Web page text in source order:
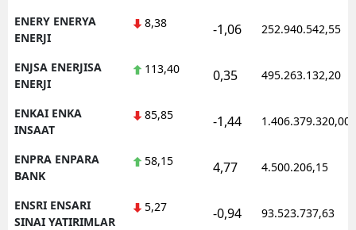
ENERY ENERYA
ENERJI
8,38 -1,06 252.940.542,55
ENJSA ENERJISA
ENERJI
113,40 0,35 495.263.132,20
ENKAI ENKA
INSAAT
85,85 -1,44 1.406.379.320,00
ENPRA ENPARA
BANK
58,15 4,77 4.500.206,15
ENSRI ENSARI
SINAI YATIRIMLAR
5,27 -0,94 93.523.737,63